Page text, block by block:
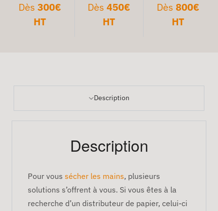
Dès300€
HT
Dès 450€
HT
Dès 800€
HT
Description
Description
Pour vous sécher les mains, plusieurs
solutions s’offrent à vous. Si vous êtes à la
recherche d’un distributeur de papier, celui-ci